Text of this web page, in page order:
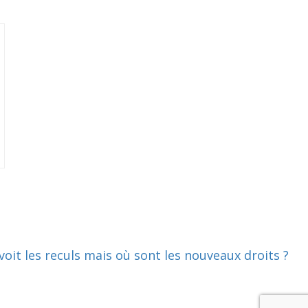
les reculs mais où sont les nouveaux droits ?